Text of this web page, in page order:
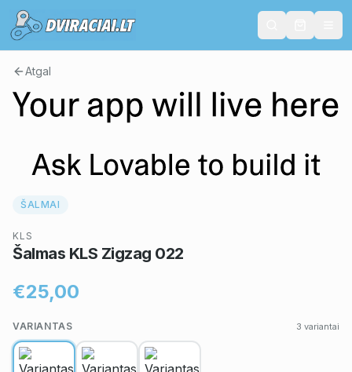
Atgal
ŠALMAI
KLS
Šalmas KLS Zigzag 022
€25,00
VARIANTAS 3 variantai